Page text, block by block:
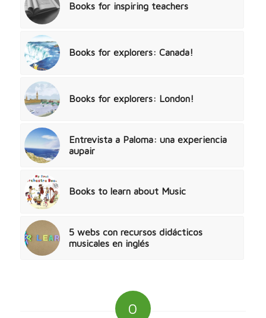
Books for inspiring teachers
Books for explorers: Canada!
Books for explorers: London!
Entrevista a Paloma: una experiencia
aupair
Books to learn about Music
5 webs con recursos didácticos
musicales en inglés
0